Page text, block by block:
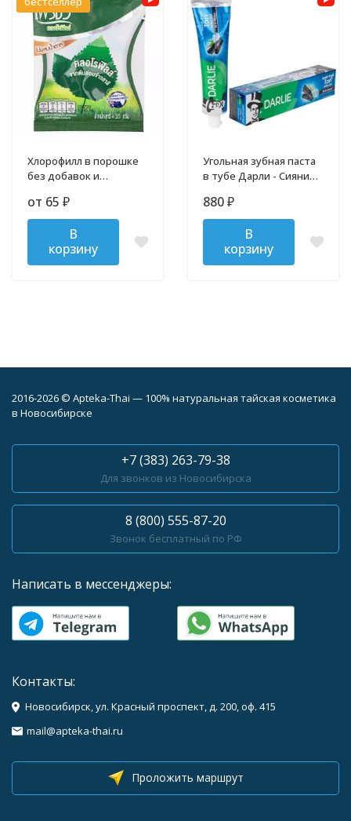
Хлорофилл в порошке
без добавок и
от 65 ₽
В
корзину
Угольная зубная паста
в тубе Дарли - Сияние
880 ₽
В
корзину
2016-2026 © Apteka-Thai — 100% натуральная тайская косметика
в Новосибирске
+7 (383) 263-79-38
Для звонков из Новосибирска
8 (800) 555-87-20
Звонок бесплатный по РФ
Написать в мессенджеры:
Контакты:
Новосибирск, ул. Красный проспект, д. 200, оф. 415
mail@apteka-thai.ru
Проложить маршрут